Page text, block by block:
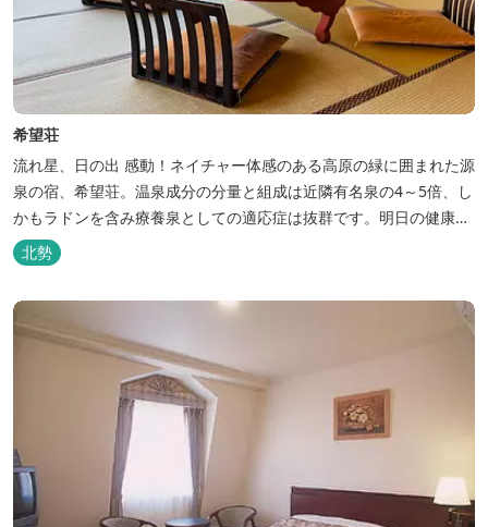
希望荘
流れ星、日の出 感動！ネイチャー体感のある高原の緑に囲まれた源
泉の宿、希望荘。温泉成分の分量と組成は近隣有名泉の4～5倍、し
かもラドンを含み療養泉としての適応症は抜群です。明日の健康
に、ご宿泊はもちろん日帰り入浴もお気軽にお立ち寄り下さい。 熱
気浴ラドンの泉も新たにオープン！ぜひご利用ください。
北勢